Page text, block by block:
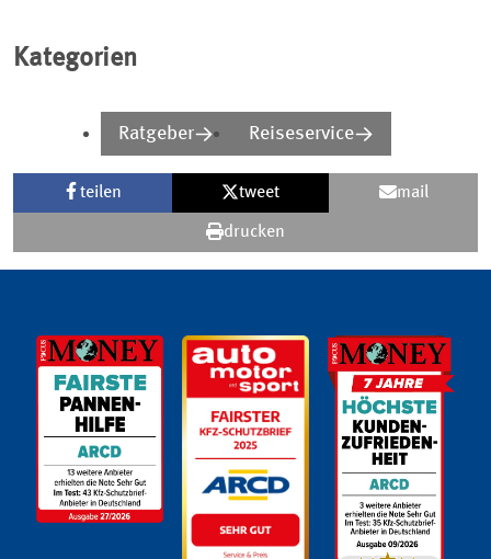
Kategorien
Ratgeber Reiseservice
teilen tweet mail
drucken